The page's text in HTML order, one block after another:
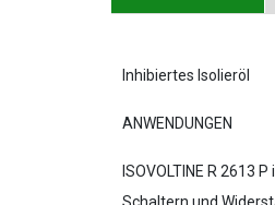
Inhibiertes Isolieröl
ANWENDUNGEN
ISOVOLTINE R